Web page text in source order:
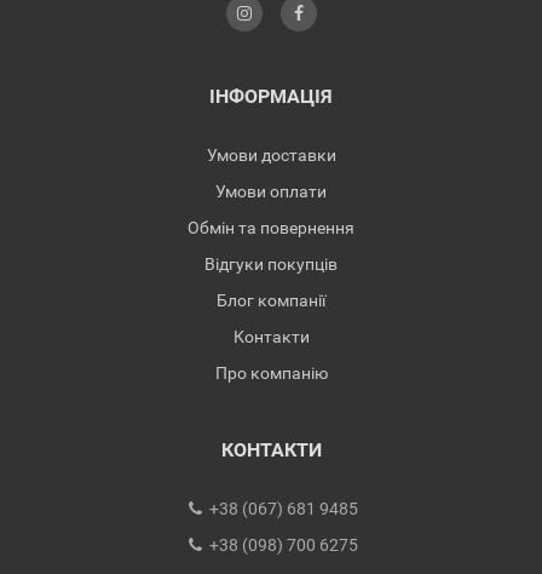
ІНФОРМАЦІЯ
Умови доставки
Умови оплати
Обмін та повернення
Відгуки покупців
Блог компанії
Контакти
Про компанію
КОНТАКТИ
+38 (067) 681 9485
+38 (098) 700 6275